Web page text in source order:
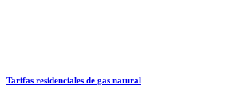
Tarifas residenciales de gas natural